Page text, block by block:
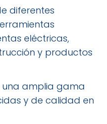
diferentes
eléctricas,
y productos
amplia gama
y de calidad en